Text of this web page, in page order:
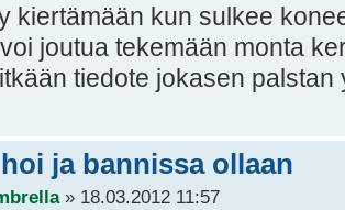
kiertämään kun sulkee
joutua tekemään monta
tiedote jokasen palstan
ja bannissa ollaan
» 18.03.2012 11:57